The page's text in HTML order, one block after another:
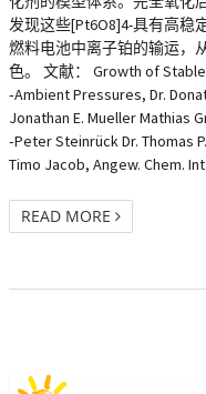
发现这些[Pt6O8]4-具有高稳
燃料电池中离子铂的输运，
色。 文献： Growth of
‐Ambient Pressures, Dr.
Jonathan E. Mueller Mathias
‐Peter Steinrück Dr. Thomas
Timo Jacob, Angew. Chem.
READ MORE